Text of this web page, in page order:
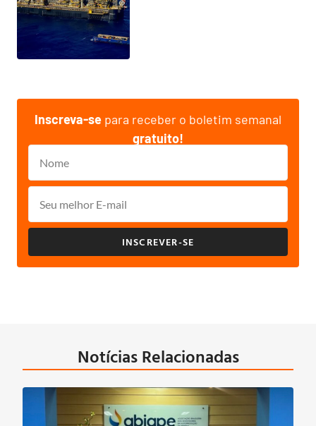
Inscreva-se para receber o boletim semanal
gratuito!
INSCREVER-SE
Notícias Relacionadas